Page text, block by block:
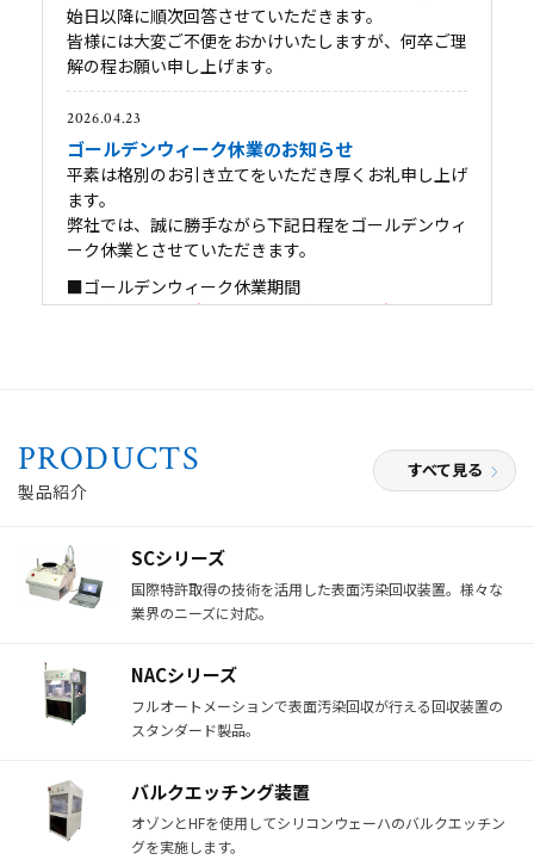
始日以降に順次回答させていただきます。
皆様には大変ご不便をおかけいたしますが、何卒ご理
解の程お願い申し上げます。
2026.04.23
ゴールデンウィーク休業のお知らせ
平素は格別のお引き立てをいただき厚くお礼申し上げ
ます。
弊社では、誠に勝手ながら下記日程をゴールデンウィ
ーク休業とさせていただきます。
■ゴールデンウィーク休業期間
2026年4月29日(水) ～ 2026年5月6日(水)
2026.03.19
SEMICON China 2026
会期中は、SC-9100とVPDBOX-300-5Mを展示致しま
す。
皆様のご来場を心よりお待ち申し上げております。
■会期：2026年3月25日(水) ～ 2026年3月27日(金)
3日間
■会場：Shanghai New International Expo Centre
2025.12.22
年末年始休暇のお知らせ
平素は格別のお引き立てをいただき厚くお礼申し上げ
PRODUCTS
製品紹介
すべて見る
SCシリーズ
国際特許取得の技術を活用した表面汚染回収装置。様々な
業界のニーズに対応。
NACシリーズ
フルオートメーションで表面汚染回収が行える回収装置の
スタンダード製品。
バルクエッチング装置
オゾンとHFを使用してシリコンウェーハのバルクエッチン
グを実施します。